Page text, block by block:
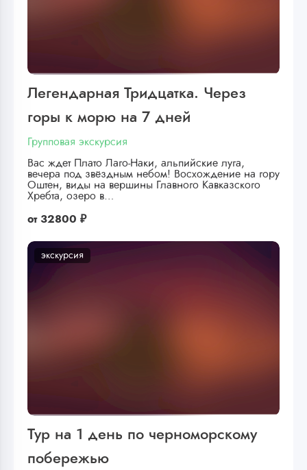
Легендарная Тридцатка. Через
горы к морю на 7 дней
Групповая экскурсия
Вас ждет Плато Лаго-Наки, альпийские луга,
вечера под звёздным небом! Восхождение на гору
Оштен, виды на вершины Главного Кавказского
Хребта, озеро в…
от 32800 ₽
экскурсия
Тур на 1 день по черноморскому
побережью